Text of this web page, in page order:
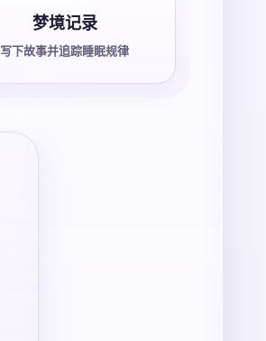
梦境记录
写下故事并追踪睡眠规律